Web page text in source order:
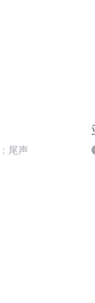
尾声